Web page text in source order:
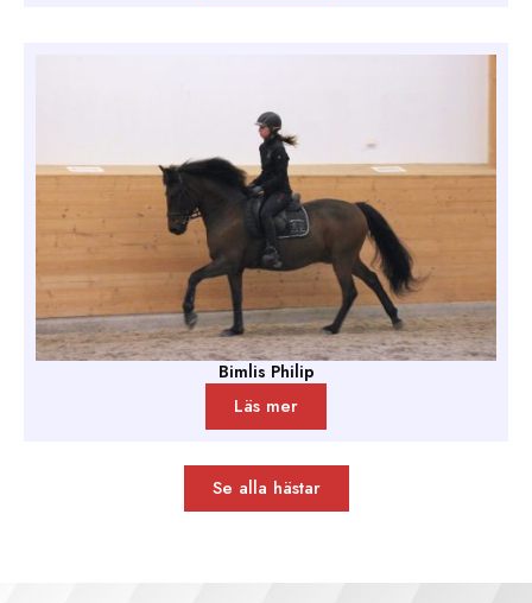
Bimlis Philip
Läs mer
Se alla hästar